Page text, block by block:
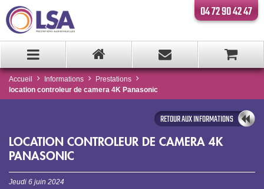
04 72 90 42 47
Accueil Informations
Prestations
location controleur de camera 4K Panasonic
LOCATION CONTROLEUR DE CAMERA 4K
PANASONIC
RETOUR AUX INFORMATIONS
Jeudi 6 juin 2024